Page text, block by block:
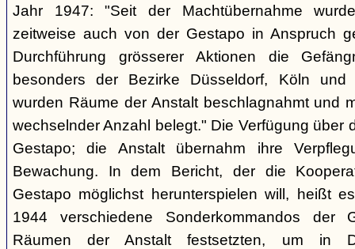
Jahr 1947: "Seit der Machtübernahme
zeitweise auch von der Gestapo in Anspruch
Durchführung grösserer Aktionen die
besonders der Bezirke Düsseldorf, Köln und
wurden Räume der Anstalt beschlagnahmt und
wechselnder Anzahl belegt." Die Verfügung über
Gestapo; die Anstalt übernahm ihre
Bewachung. In dem Bericht, der die
Gestapo möglichst herunterspielen will, heißt
1944 verschiedene Sonderkommandos der
Räumen der Anstalt festsetzten, um in